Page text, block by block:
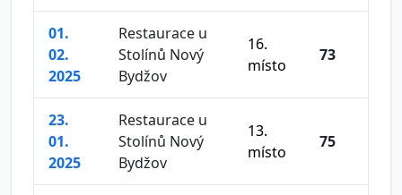
01.
02.
2025
Restaurace u
Stolínů Nový
Bydžov
16.
místo
73
23.
01.
2025
Restaurace u
Stolínů Nový
Bydžov
13.
místo
75